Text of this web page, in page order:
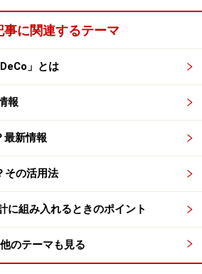
事に関連するテーマ
」とは
報
新情報
その活用法
に組み入れるときのポイント
他のテーマも見る